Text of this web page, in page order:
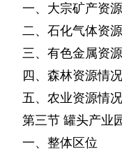
一、大宗矿产资源
二、石化气体资源
三、有色金属资源
四、森林资源情况
五、农业资源情况
第三节 罐头产业
一、整体区位